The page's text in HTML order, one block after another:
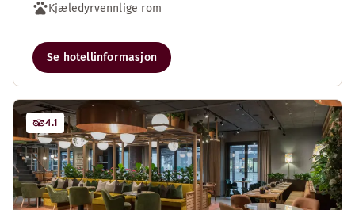
Kjæledyrvennlige rom
Se hotellinformasjon
4.1